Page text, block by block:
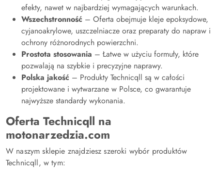
efekty, nawet w najbardziej wymagających warunkach.
Wszechstronność – Oferta obejmuje kleje epoksydowe,
cyjanoakrylowe, uszczelniacze oraz preparaty do napraw i
ochrony różnorodnych powierzchni.
Prostota stosowania – Łatwe w użyciu formuły, które
pozwalają na szybkie i precyzyjne naprawy.
Polska jakość – Produkty Technicqll są w całości
projektowane i wytwarzane w Polsce, co gwarantuje
najwyższe standardy wykonania.
Oferta Technicqll na
motonarzedzia.com
W naszym sklepie znajdziesz szeroki wybór produktów
Technicqll, w tym: